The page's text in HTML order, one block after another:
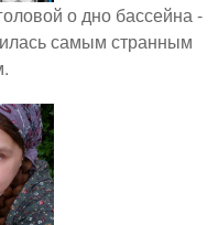
о дно бассейна -
самым странным